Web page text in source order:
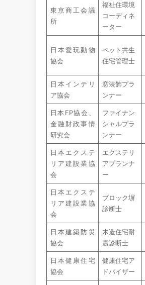
東京商工会議
所
福祉住環境
コーディネ
ーター
日本愛玩動物
協会
ペット共生
住宅管理士
日本インテリ
ア協会
窓装飾プラ
ンナー
日本FP協会、
金融財政事情
研究会
ファイナン
シャルプラ
ンナー
日本エクステ
リア建設業協
会
エクステリ
アプランナ
ー
日本エクステ
リア建設業協
会
ブロック塀
診断士
日本建築防災
協会
木造住宅耐
震診断士
日本健康住宅
協会
健康住宅ア
ドバイザー